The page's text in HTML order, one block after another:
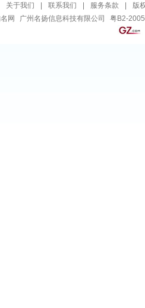
关于我们 联系我们 服务条款 版
粤B2-
广州名扬信息科技有限公司
网